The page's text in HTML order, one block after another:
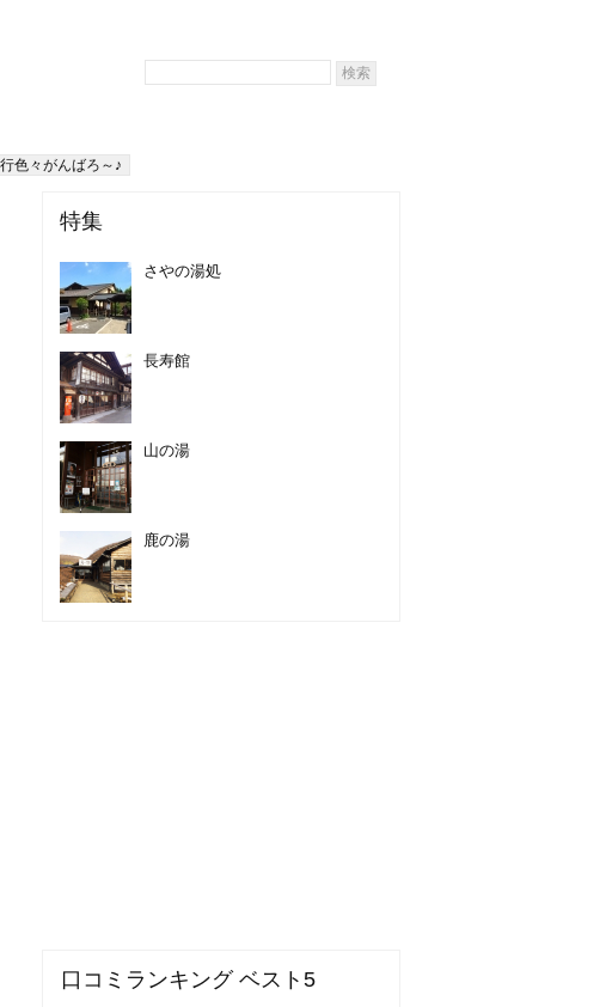
色々がんばろ～♪
特集
さやの湯処
長寿館
山の湯
鹿の湯
口コミランキング ベスト5